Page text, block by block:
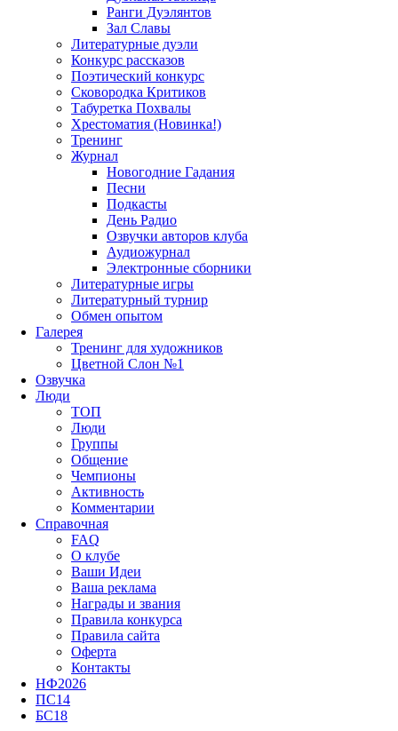
Ранги Дуэлянтов
Зал Славы
Литературные дуэли
Конкурс рассказов
Поэтический конкурс
Сковородка Критиков
Табуретка Похвалы
Хрестоматия (Новинка!)
Тренинг
Журнал
Новогодние Гадания
Песни
Подкасты
День Радио
Озвучки авторов клуба
Аудиожурнал
Электронные сборники
Литературные игры
Литературный турнир
Обмен опытом
Галерея
Тренинг для художников
Цветной Слон №1
Озвучка
Люди
ТОП
Люди
Группы
Общение
Чемпионы
Активность
Комментарии
Справочная
FAQ
О клубе
Ваши Идеи
Ваша реклама
Награды и звания
Правила конкурса
Правила сайта
Оферта
Контакты
НФ2026
ПС14
БС18